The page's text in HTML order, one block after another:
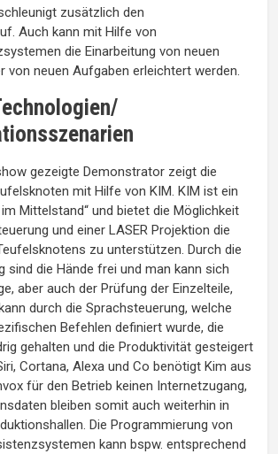
zusätzlich den
Auch kann mit Hilfe von
die Einarbeitung von neuen
von neuen Aufgaben erleichtert werden.
gezeigte Demonstrator zeigt die
mit Hilfe von KIM. KIM ist ein
Mittelstand“ und bietet die Möglichkeit
und einer LASER Projektion die
zu unterstützen. Durch die
sind die Hände frei und man kann sich
aber auch der Prüfung der Einzelteile,
durch die Sprachsteuerung, welche
Befehlen definiert wurde, die
gehalten und die Produktivität gesteigert
Cortana, Alexa und Co benötigt Kim aus
für den Betrieb keinen Internetzugang,
bleiben somit auch weiterhin in
Die Programmierung von
kann bspw. entsprechend